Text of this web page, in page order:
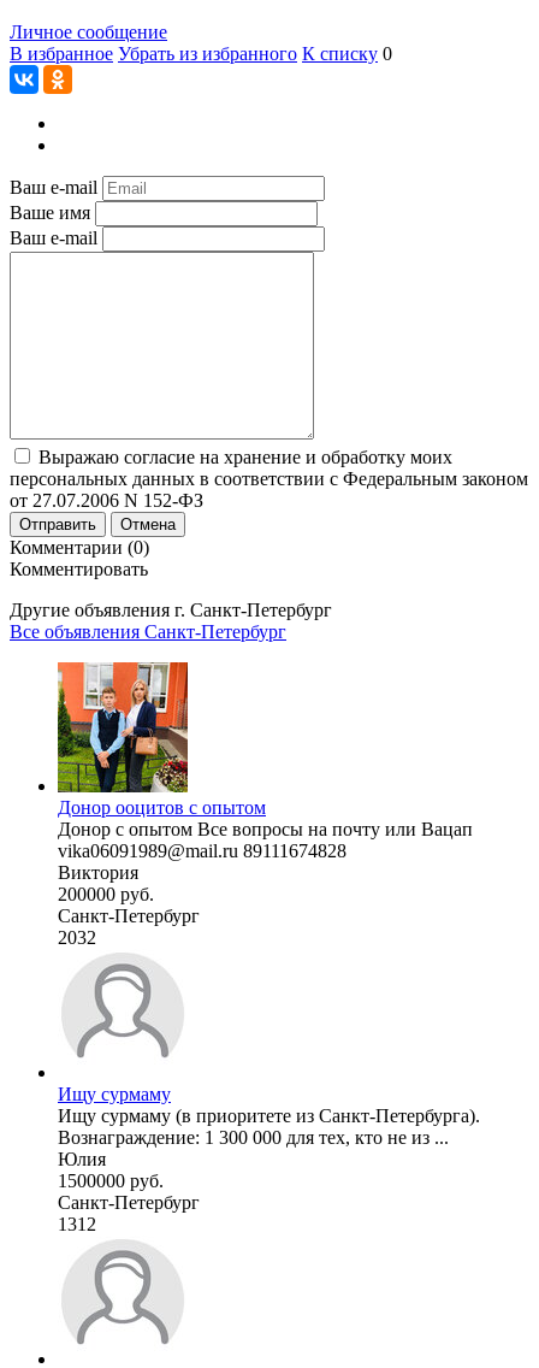
Личное сообщение
В избранное Убрать из избранного К списку 0
Ваш e-mail
Ваше имя
Ваш e-mail
Выражаю согласие на хранение и обработку моих
персональных данных в соответствии с Федеральным законом
от 27.07.2006 N 152-ФЗ
Отправить Отмена
Комментарии (0)
Комментировать
Другие объявления г. Санкт-Петербург
Все объявления Санкт-Петербург
Донор ооцитов с опытом
Донор с опытом Все вопросы на почту или Вацап
vika06091989@mail.ru 89111674828
Виктория
200000 руб.
Санкт-Петербург
2032
Ищу сурмаму
Ищу сурмаму (в приоритете из Санкт-Петербурга).
Вознаграждение: 1 300 000 для тех, кто не из ...
Юлия
1500000 руб.
Санкт-Петербург
1312